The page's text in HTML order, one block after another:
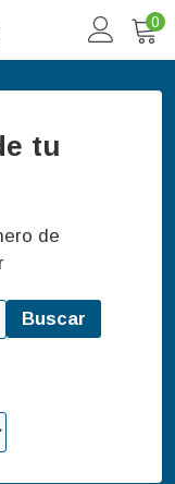
0
tu
de
Buscar